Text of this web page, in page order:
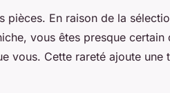
pièces. En raison de la
vous êtes presque certain
vous. Cette rareté ajoute une